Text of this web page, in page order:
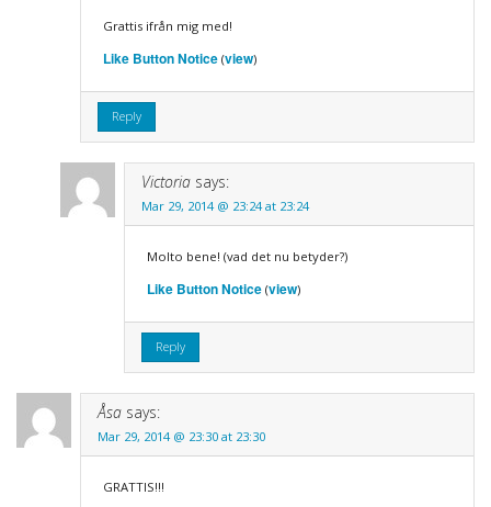
Grattis ifrån mig med!
Like Button Notice(view)
Reply
Victoria says:
Mar 29, 2014 @ 23:24 at 23:24
Molto bene! (vad det nu betyder?)
Like Button Notice(view)
Reply
Åsa says:
Mar 29, 2014 @ 23:30 at 23:30
GRATTIS!!!